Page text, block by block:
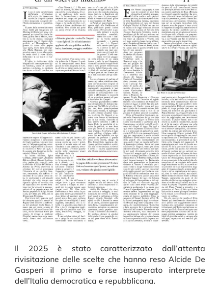
Il 2025 è stato caratterizzato dall’attenta
rivisitazione delle scelte che hanno reso Alcide De
Gasperi il primo e forse insuperato interprete
dell’Italia democratica e repubblicana.